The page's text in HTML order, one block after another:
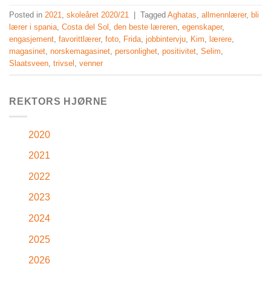
Posted in 2021, skoleåret 2020/21 Tagged Aghatas, allmennlærer, bli
lærer i spania, Costa del Sol , den beste læreren, egenskaper,
engasjement, favorittlærer, foto, Frida, jobbintervju, Kim, lærere,
magasinet, norskemagasinet, personlighet, positivitet, Selim,
Slaatsveen, trivsel , venner
REKTORS HJØRNE
2020
2021
2022
2023
2024
2025
2026